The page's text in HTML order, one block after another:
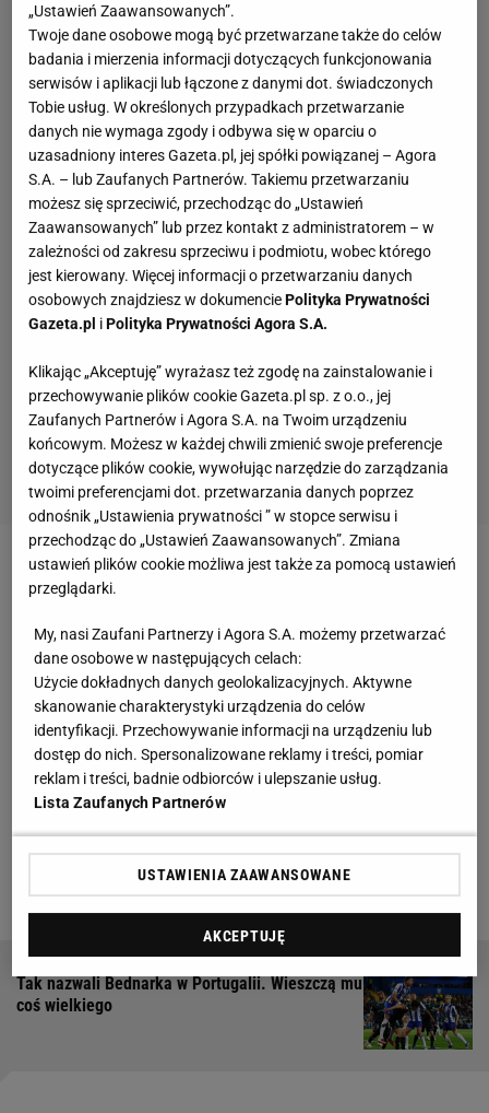
Zobacz wideoCo dalej z karierą Szczęsnego?
Żelazny: Wojtek przeszedł tę grę. Już jest wygranym
Przed tygodniem Udinese pokonało 2:0 Torino, a w
36. kolejce tę drużynę czekał wyjazd do Cagliari.
Rywale są już praktycznie utrzymani, ale do
stuprocentowej pewności udziału w następnej edycji
Serie A potrzebny jest jeszcze jeden punkt. Nie
udało się go jednak zdobyć przed własną
publicznością, a duży w tym udział mieli
reprezentanci Polski.
Tak nazwali Bednarka w Portugalii. Wieszczą mu
coś wielkiego
„Ustawień Zaawansowanych”.
Twoje dane osobowe mogą być przetwarzane także do celów
badania i mierzenia informacji dotyczących funkcjonowania
serwisów i aplikacji lub łączone z danymi dot. świadczonych
Tobie usług. W określonych przypadkach przetwarzanie
danych nie wymaga zgody i odbywa się w oparciu o
uzasadniony interes Gazeta.pl, jej spółki powiązanej – Agora
S.A. – lub Zaufanych Partnerów. Takiemu przetwarzaniu
możesz się sprzeciwić, przechodząc do „Ustawień
Zaawansowanych” lub przez kontakt z administratorem – w
zależności od zakresu sprzeciwu i podmiotu, wobec którego
jest kierowany. Więcej informacji o przetwarzaniu danych
osobowych znajdziesz w dokumenciePolityka Prywatności
Gazeta.pl iPolityka Prywatności Agora S.A.
Klikając „Akceptuję” wyrażasz też zgodę na zainstalowanie i
przechowywanie plików cookie Gazeta.pl sp. z o.o., jej
Zaufanych Partnerów i Agora S.A. na Twoim urządzeniu
końcowym. Możesz w każdej chwili zmienić swoje preferencje
dotyczące plików cookie, wywołując narzędzie do zarządzania
twoimi preferencjami dot. przetwarzania danych poprzez
odnośnik „Ustawienia prywatności ” w stopce serwisu i
przechodząc do „Ustawień Zaawansowanych”. Zmiana
ustawień plików cookie możliwa jest także za pomocą ustawień
przeglądarki.
My, nasi Zaufani Partnerzy i Agora S.A. możemy przetwarzać
dane osobowe w następujących celach:
Użycie dokładnych danych geolokalizacyjnych. Aktywne
skanowanie charakterystyki urządzenia do celów
identyfikacji. Przechowywanie informacji na urządzeniu lub
dostęp do nich. Spersonalizowane reklamy i treści, pomiar
reklam i treści, badnie odbiorców i ulepszanie usług.
Lista Zaufanych Partnerów
USTAWIENIA ZAAWANSOWANE
AKCEPTUJĘ